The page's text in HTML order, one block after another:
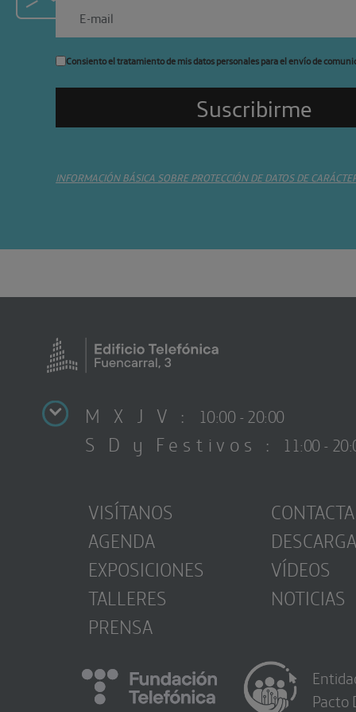
Consiento el tratamiento de mis datos personales para el envío de
INFORMACIÓN BÁSICA SOBRE PROTECCIÓN DE DATOS DE
M X J V : 10:00 - 20:00
S D y Festivos : 11:00 -
VISÍTANOS
AGENDA
EXPOSICIONES
TALLERES
PRENSA
CONTACTA
VÍDEOS
NOTICIAS
Pacto